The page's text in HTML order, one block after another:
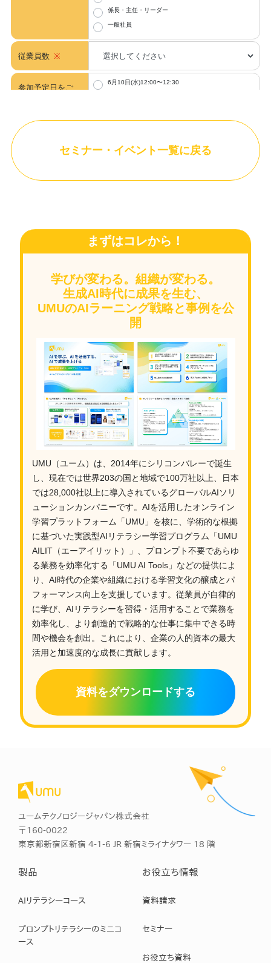
セミナー・イベント一覧に戻る
まずはコレから！
学びが変わる。組織が変わる。
生成AI時代に成果を生む、
UMUのAIラーニング戦略と事例を公
開
UMU（ユーム）は、2014年にシリコンバレーで誕生
し、現在では世界203の国と地域で100万社以上、日本
では28,000社以上に導入されているグローバルAIソリ
ューションカンパニーです。AIを活用したオンライン
学習プラットフォーム「UMU」を核に、学術的な根拠
に基づいた実践型AIリテラシー学習プログラム「UMU
AILIT（エーアイリット）」、プロンプト不要であらゆ
る業務を効率化する「UMU AI Tools」などの提供によ
り、AI時代の企業や組織における学習文化の醸成とパ
フォーマンス向上を支援しています。従業員が自律的
に学び、AIリテラシーを習得・活用することで業務を
効率化し、より創造的で戦略的な仕事に集中できる時
間や機会を創出。これにより、企業の人的資本の最大
活用と加速度的な成長に貢献します。
資料をダウンロードする
ユームテクノロジージャパン株式会社
〒160-0022
東京都新宿区新宿 4-1-6 JR 新宿ミライナタワー 18 階
製品
AIリテラシーコース
プロンプトリテラシーのミニコ
ース
お役立ち情報
資料請求
セミナー
お役立ち資料